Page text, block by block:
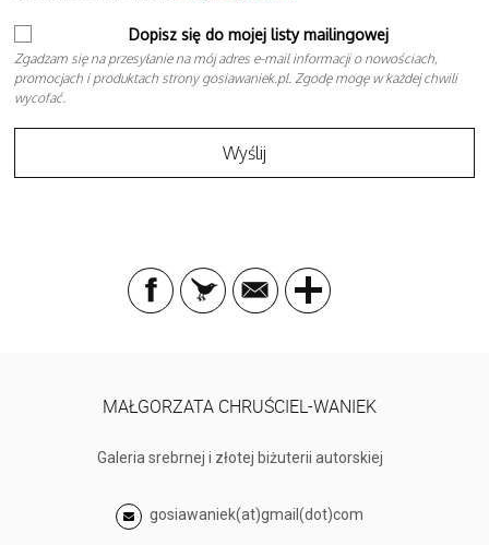
Dopisz się do mojej listy mailingowej
Zgadzam się na przesyłanie na mój adres e-mail informacji o nowościach,
promocjach i produktach strony gosiawaniek.pl. Zgodę mogę w każdej chwili
wycofać.
MAŁGORZATA CHRUŚCIEL-WANIEK
Galeria srebrnej i złotej biżuterii autorskiej
gosiawaniek(at)gmail(dot)com